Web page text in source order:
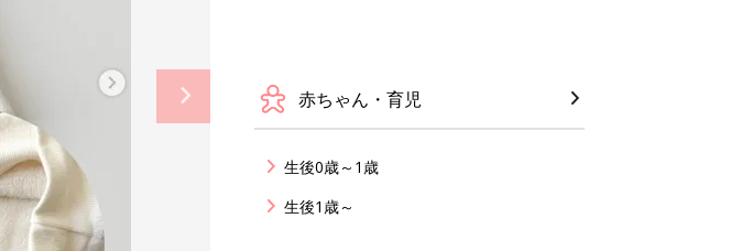
赤ちゃん・育児
生後0歳～1歳
生後1歳～